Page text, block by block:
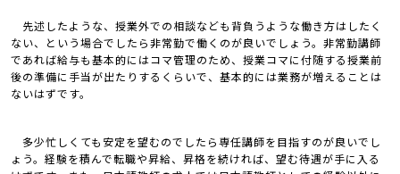
先述したような、授業外での相談なども背負うような働き方はしたく
ない、という場合でしたら非常勤で働くのが良いでしょう。非常勤講師
であれば給与も基本的にはコマ管理のため、授業コマに付随する授業前
後の準備に手当が出たりするくらいで、基本的には業務が増えることは
ないはずです。
多少忙しくても安定を望むのでしたら専任講師を目指すのが良いでし
ょう。経験を積んで転職や昇給、昇格を続ければ、望む待遇が手に入る